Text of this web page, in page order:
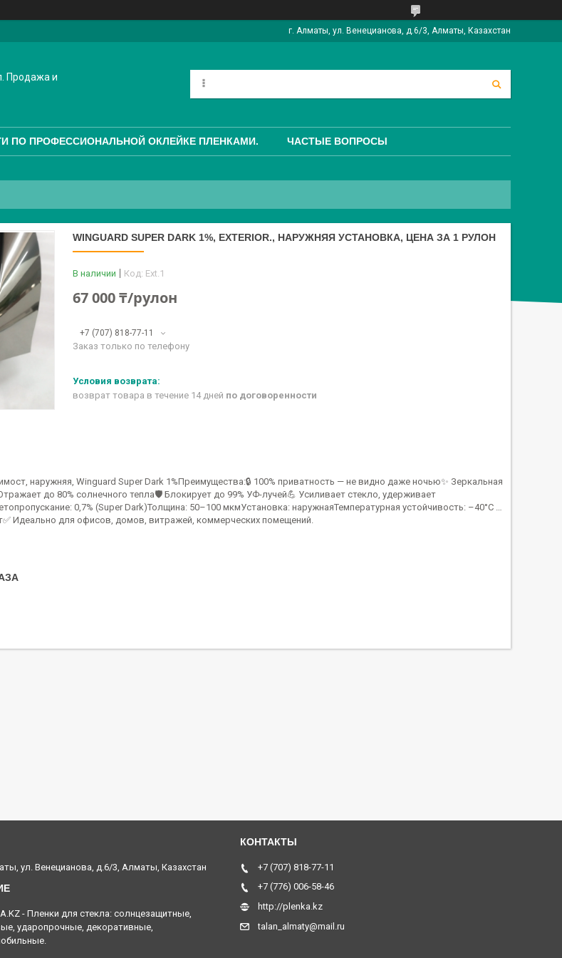
г. Алматы, ул. Венецианова, д.6/3, Алматы, Казахстан
Продажа и
ПО ПРОФЕССИОНАЛЬНОЙ ОКЛЕЙКЕ ПЛЕНКАМИ. ЧАСТЫЕ ВОПРОСЫ
WINGUARD SUPER DARK 1%, EXTERIOR., НАРУЖНЯЯ УСТАНОВКА, ЦЕНА ЗА 1 РУЛОН
В наличии Код: Ext.1
67 000 ₸/рулон
+7 (707) 818-77-11
Заказ только по телефону
возврат товара в течение 14 дней по договоренности
наружняя, Winguard Super Dark 1%Преимущества:🔒 100% приватность — не видно даже ночью✨ Зеркальная
до 80% солнечного тепла🛡️ Блокирует до 99% УФ-лучей💪 Усиливает стекло, удерживает
0,7% (Super Dark)Толщина: 50–100 мкмУстановка: наружнаяТемпературная устойчивость: –40°С …
Идеально для офисов, домов, витражей, коммерческих помещений.
ул. Венецианова, д.6/3, Алматы, Казахстан
- Пленки для стекла: солнцезащитные,
ударопрочные, декоративные,
+7 (707) 818-77-11
+7 (776) 006-58-46
http://plenka.kz
talan_almaty@mail.ru